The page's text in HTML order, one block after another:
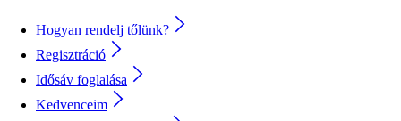
Hogyan rendelj tőlünk?
Regisztráció
Idősáv foglalása
Kedvenceim